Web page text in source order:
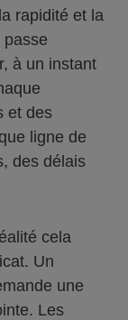
rapidité et la
passe
à un instant
et des
ligne de
des délais
cela
Un
une
Les